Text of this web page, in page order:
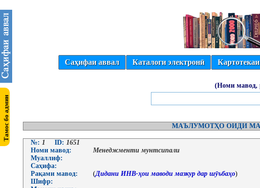
Саҳифаи аввал Каталоги электронӣ
(Номи мавод,
МАЪЛУМОТҲО ОИДИ
№: 1 ID: 1651
Номи мавод:
Менеджменти мунтсипали
Муаллиф:
Саҳифа:
Рақами мавод:
(Дидани ИНВ-ҳои маводи мазкур дар шӯъбаҳо)
Шифр: